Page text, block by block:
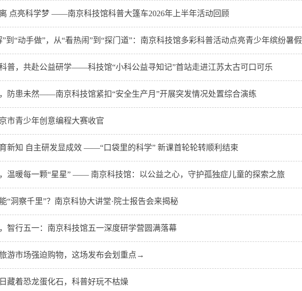
点亮科学梦 ——南京科技馆科普大篷车2026年上半年活动回顾
”到“动手做”，从“看热闹”到“探门道”：南京科技馆多彩科普活动点亮青少年缤纷暑假
普，共赴公益研学——科技馆“小科公益寻知记”首站走进江苏太古可口可乐
防患未然——南京科技馆紧扣“安全生产月”开展突发情况处置综合演练
市青少年创意编程大赛收官
新知 自主研发显成效 ——“口袋里的科学” 新课首轮轮转顺利结束
温暖每一颗“星星” —— 南京科技馆：以公益之心，守护孤独症儿童的探索之旅
“洞察千里”？南京科协大讲堂·院士报告会来揭秘
智行五一：南京科技馆五一深度研学营圆满落幕
游市场强迫购物，这场发布会划重点→
藏着恐龙蛋化石，科普好玩不枯燥